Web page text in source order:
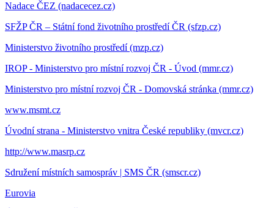
Nadace ČEZ (nadacecez.cz)
SFŽP ČR – Státní fond životního prostředí ČR (sfzp.cz)
Ministerstvo životního prostředí (mzp.cz)
IROP - Ministerstvo pro místní rozvoj ČR - Úvod (mmr.cz)
Ministerstvo pro místní rozvoj ČR - Domovská stránka (mmr.cz)
www.msmt.cz
Úvodní strana - Ministerstvo vnitra České republiky (mvcr.cz)
http://www.masrp.cz
Sdružení místních samospráv | SMS ČR (smscr.cz)
Eurovia